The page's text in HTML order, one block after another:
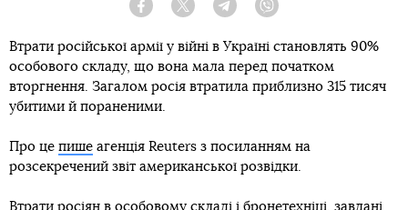
Facebook Twitter Telegram
Втрати російської армії у війні в Україні становлять 90%
особового складу, що вона мала перед початком
вторгнення. Загалом росія втратила приблизно 315 тисяч
убитими й пораненими.
Про це пише агенція Reuters з посиланням на
розсекречений звіт американської розвідки.
Втрати росіян в особовому складі і бронетехніці, завдані